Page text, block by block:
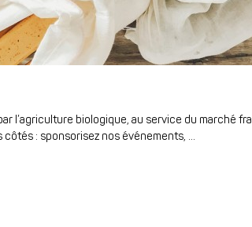
l’agriculture biologique, au service du marché
: sponsorisez nos événements, ...